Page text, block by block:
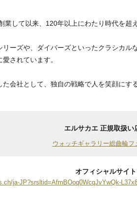
して以来、120年以上にわたり時代を超
ーズや、ダイバーズといったクラシカ
されています。
会社として、独自の戦略で人を笑顔にす
エルサカエ 正規取扱い
ウォッチギャラリー総曲輪フ
オフィシャルサイト
ja-JP?srsltid=AfmBOoq0WcqJvYwQk-